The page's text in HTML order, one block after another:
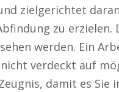
zielgerichtet
zu erzielen.
werden. Ein
verdeckt auf
damit es Sie